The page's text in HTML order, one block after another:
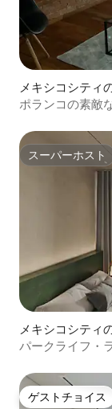
メキシコシティ
ポランコの素敵
スーパーホスト
スーパーホスト
メキシコシティ
パークライフ・
ゲストチョイス
ゲストチョイス